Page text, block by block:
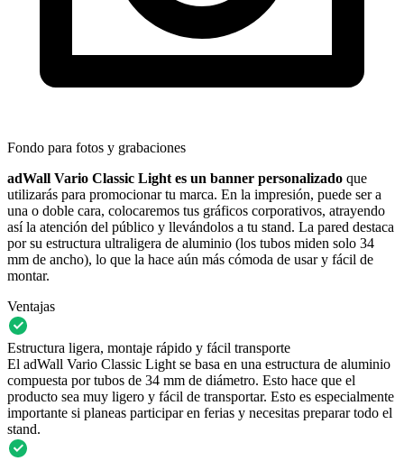
Fondo para fotos y grabaciones
adWall Vario Classic Light es un banner personalizado que
utilizarás para promocionar tu marca. En la impresión, puede ser a
una o doble cara, colocaremos tus gráficos corporativos, atrayendo
así la atención del público y llevándolos a tu stand. La pared destaca
por su estructura ultraligera de aluminio (los tubos miden solo 34
mm de ancho), lo que la hace aún más cómoda de usar y fácil de
montar.
Ventajas
Estructura ligera, montaje rápido y fácil transporte
El adWall Vario Classic Light se basa en una estructura de aluminio
compuesta por tubos de 34 mm de diámetro. Esto hace que el
producto sea muy ligero y fácil de transportar. Esto es especialmente
importante si planeas participar en ferias y necesitas preparar todo el
stand.